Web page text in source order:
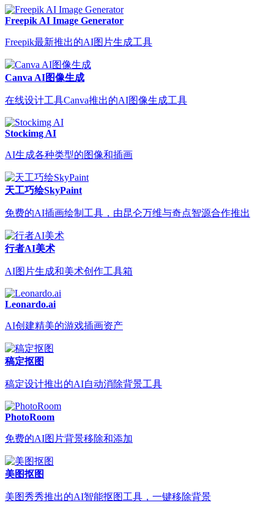
Freepik AI Image Generator
Freepik最新推出的AI图片生成工具
Canva AI图像生成
在线设计工具Canva推出的AI图像生成工具
Stockimg AI
AI生成各种类型的图像和插画
天工巧绘SkyPaint
免费的AI插画绘制工具，由昆仑万维与奇点智源合作推出
行者AI美术
AI图片生成和美术创作工具箱
Leonardo.ai
AI创建精美的游戏插画资产
稿定抠图
稿定设计推出的AI自动消除背景工具
PhotoRoom
免费的AI图片背景移除和添加
美图抠图
美图秀秀推出的AI智能抠图工具，一键移除背景